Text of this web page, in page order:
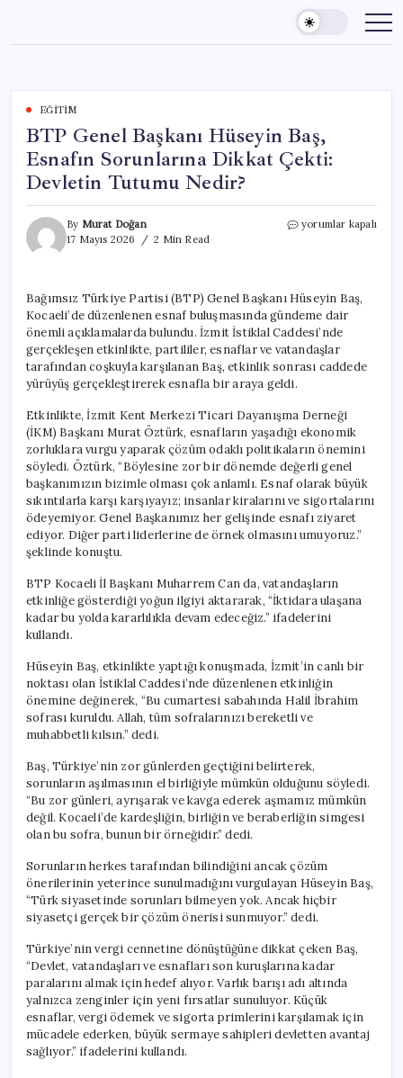
content
EĞITIM
BTP Genel Başkanı Hüseyin Baş,
Esnafın Sorunlarına Dikkat Çekti:
Devletin Tutumu Nedir?
By Murat Doğan
17 Mayıs 2026
2 Min Read
BTP
Esnafın
Sorunlarına
Dikkat
Çekti:
Devletin
yorumlar kapalı
Bağımsız Türkiye Partisi (BTP) Genel Başkanı Hüseyin Baş,
Kocaeli’de düzenlenen esnaf buluşmasında gündeme dair
önemli açıklamalarda bulundu. İzmit İstiklal Caddesi’nde
gerçekleşen etkinlikte, partililer, esnaflar ve vatandaşlar
tarafından coşkuyla karşılanan Baş, etkinlik sonrası caddede
yürüyüş gerçekleştirerek esnafla bir araya geldi.
Etkinlikte, İzmit Kent Merkezi Ticari Dayanışma Derneği
(İKM) Başkanı Murat Öztürk, esnafların yaşadığı ekonomik
zorluklara vurgu yaparak çözüm odaklı politikaların önemini
söyledi. Öztürk, “Böylesine zor bir dönemde değerli genel
başkanımızın bizimle olması çok anlamlı. Esnaf olarak büyük
sıkıntılarla karşı karşıyayız; insanlar kiralarını ve sigortalarını
ödeyemiyor. Genel Başkanımız her gelişinde esnafı ziyaret
ediyor. Diğer parti liderlerine de örnek olmasını umuyoruz.”
şeklinde konuştu.
BTP Kocaeli İl Başkanı Muharrem Can da, vatandaşların
etkinliğe gösterdiği yoğun ilgiyi aktararak, “İktidara ulaşana
kadar bu yolda kararlılıkla devam edeceğiz.” ifadelerini
kullandı.
Hüseyin Baş, etkinlikte yaptığı konuşmada, İzmit’in canlı bir
noktası olan İstiklal Caddesi’nde düzenlenen etkinliğin
önemine değinerek, “Bu cumartesi sabahında Halil İbrahim
sofrası kuruldu. Allah, tüm sofralarınızı bereketli ve
muhabbetli kılsın.” dedi.
Baş, Türkiye’nin zor günlerden geçtiğini belirterek,
sorunların aşılmasının el birliğiyle mümkün olduğunu söyledi.
“Bu zor günleri, ayrışarak ve kavga ederek aşmamız mümkün
değil. Kocaeli’de kardeşliğin, birliğin ve beraberliğin simgesi
olan bu sofra, bunun bir örneğidir.” dedi.
Sorunların herkes tarafından bilindiğini ancak çözüm
önerilerinin yeterince sunulmadığını vurgulayan Hüseyin Baş,
“Türk siyasetinde sorunları bilmeyen yok. Ancak hiçbir
siyasetçi gerçek bir çözüm önerisi sunmuyor.” dedi.
Türkiye’nin vergi cennetine dönüştüğüne dikkat çeken Baş,
“Devlet, vatandaşları ve esnafları son kuruşlarına kadar
paralarını almak için hedef alıyor. Varlık barışı adı altında
yalnızca zenginler için yeni fırsatlar sunuluyor. Küçük
esnaflar, vergi ödemek ve sigorta primlerini karşılamak için
mücadele ederken, büyük sermaye sahipleri devletten avantaj
sağlıyor.” ifadelerini kullandı.